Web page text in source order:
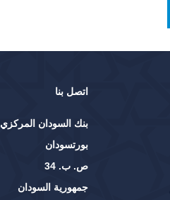
اتصل بنا
بنك السودان المركزي
بورتسودان
ص. ب. 34
جمهورية السودان